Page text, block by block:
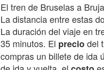
El tren de Bruselas a
La distancia entre estas
La duración del viaje en
35 minutos. El preciodel
compras un billete de ida